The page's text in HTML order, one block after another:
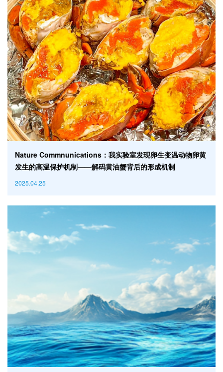
Nature Commnunications：我实验室发现卵生变温动物卵黄
发生的高温保护机制——解码黄油蟹背后的形成机制
2025.04.25